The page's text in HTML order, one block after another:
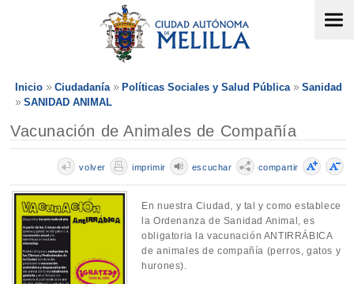
Inicio Ciudadanía Políticas Sociales y Salud Pública
Sanidad
SANIDAD ANIMAL
Vacunación de Animales de Compañía
compartir
escuchar
imprimir
volver
En nuestra Ciudad, y tal y como establece
la Ordenanza de Sanidad Animal, es
obligatoria la vacunación ANTIRRÁBICA
de animales de compañía (perros, gatos y
hurones).